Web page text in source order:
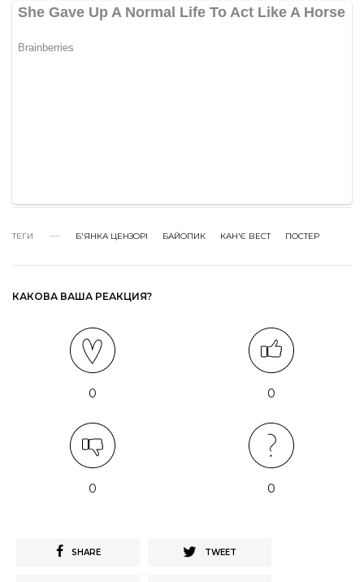
ТЕГИ Б'ЯНКА ЦЕНЗОРІ БАЙОПИК КАН'Є ВЕСТ ПОСТЕР
КАКОВА ВАША РЕАКЦИЯ?
0 0
0 0
SHARE TWEET